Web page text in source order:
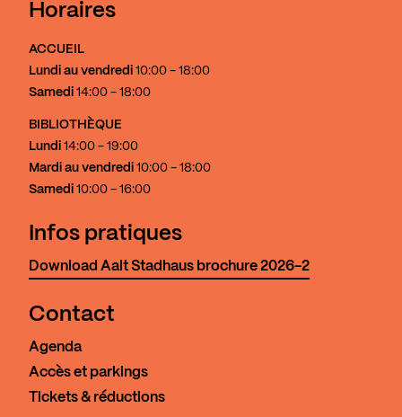
Horaires
ACCUEIL
Lundi au vendredi 10:00 - 18:00
Samedi 14:00 - 18:00
BIBLIOTHÈQUE
Lundi 14:00 - 19:00
Mardi au vendredi 10:00 - 18:00
Samedi 10:00 - 16:00
Infos pratiques
Download Aalt Stadhaus brochure 2026-2
Contact
Agenda
Accès et parkings
Tickets & réductions